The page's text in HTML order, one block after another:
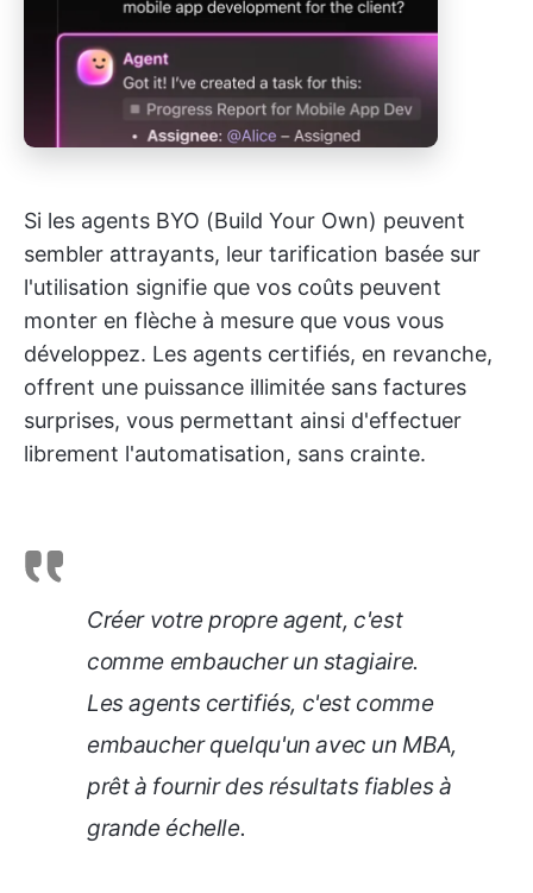
Si les agents BYO (Build Your Own) peuvent
sembler attrayants, leur tarification basée sur
l'utilisation signifie que vos coûts peuvent
monter en flèche à mesure que vous vous
développez. Les agents certifiés, en revanche,
offrent une puissance illimitée sans factures
surprises, vous permettant ainsi d'effectuer
librement l'automatisation, sans crainte.
Créer votre propre agent, c'est
comme embaucher un stagiaire.
Les agents certifiés, c'est comme
embaucher quelqu'un avec un MBA,
prêt à fournir des résultats fiables à
grande échelle.